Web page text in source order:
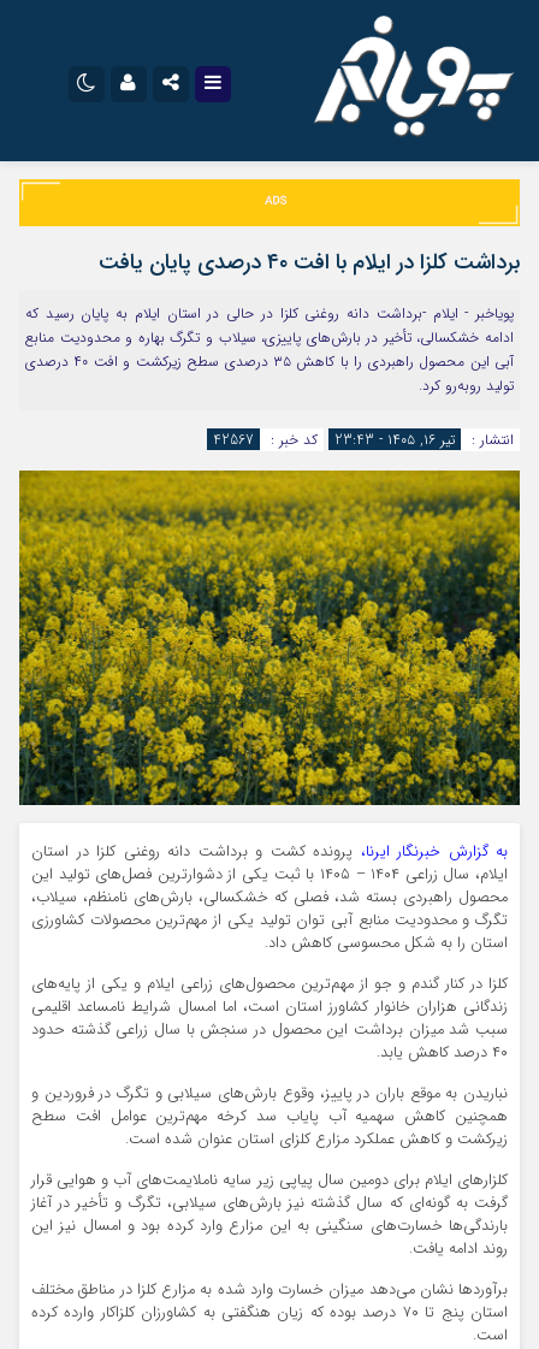
اینستاگرام
تلگرام
سروش
ایتا
اپلیکیشن
نام کاربری یا نشانی ایمیل
رمز عبور
مرا به خاطر بسپار
برداشت کلزا در ایلام با افت ۴۰ درصدی پایان یافت
پویاخبر - ایلام -برداشت دانه روغنی کلزا در حالی در استان ایلام به پایان رسید که
ادامه خشکسالی، تأخیر در بارش‌های پاییزی، سیلاب و تگرگ بهاره و محدودیت منابع
آبی این محصول راهبردی را با کاهش ۳۵ درصدی سطح زیرکشت و افت ۴۰ درصدی
تولید روبه‌رو کرد.
انتشار : تیر ۱۶, ۱۴۰۵ - 23:43 کد خبر : 42567
به گزارش خبرنگار ایرنا، پرونده کشت و برداشت دانه روغنی کلزا در استان
ایلام، سال زراعی ۱۴۰۴ – ۱۴۰۵ با ثبت یکی از دشوارترین فصل‌های تولید این
محصول راهبردی بسته شد، فصلی که خشکسالی، بارش‌های نامنظم، سیلاب،
تگرگ و محدودیت منابع آبی توان تولید یکی از مهم‌ترین محصولات کشاورزی
استان را به شکل محسوسی کاهش داد.
کلزا در کنار گندم و جو از مهم‌ترین محصول‌های زراعی ایلام و یکی از پایه‌های
زندگانی هزاران خانوار کشاورز استان است، اما امسال شرایط نامساعد اقلیمی
سبب شد میزان برداشت این محصول در سنجش با سال زراعی گذشته حدود
۴۰ درصد کاهش یابد.
نباریدن به‌ موقع باران در پاییز، وقوع بارش‌های سیلابی و تگرگ در فروردین‌ و
همچنین کاهش سهمیه آب پایاب سد کرخه مهم‌ترین عوامل افت سطح
زیرکشت و کاهش عملکرد مزارع کلزای استان عنوان شده است.
کلزارهای ایلام برای دومین سال پیاپی زیر سایه ناملایمت‌های آب و هوایی قرار
گرفت به گونه‌ای که سال گذشته نیز بارش‌های سیلابی، تگرگ و تأخیر در آغاز
بارندگی‌ها خسارت‌های سنگینی به این مزارع وارد کرده بود و امسال نیز این
روند ادامه یافت.
برآوردها نشان می‌دهد میزان خسارت وارد شده به مزارع کلزا در مناطق مختلف
استان پنج تا ۷۰ درصد بوده که زیان هنگفتی به کشاورزان کلزاکار وارده کرده
است.